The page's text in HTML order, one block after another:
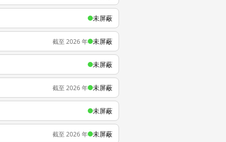
未屏蔽
截至 2026 年 未屏蔽
未屏蔽
截至 2026 年 未屏蔽
未屏蔽
截至 2026 年 未屏蔽